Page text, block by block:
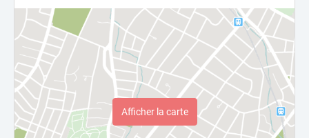
Afficher la carte